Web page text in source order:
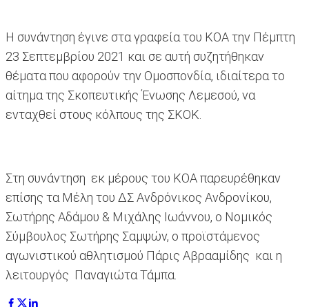
Η συνάντηση έγινε στα γραφεία του ΚΟΑ την Πέμπτη
23 Σεπτεμβρίου 2021 και σε αυτή συζητήθηκαν
θέματα που αφορούν την Ομοσπονδία, ιδιαίτερα το
αίτημα της Σκοπευτικής Ένωσης Λεμεσού, να
ενταχθεί στους κόλπους της ΣΚΟΚ.
Στη συνάντηση εκ μέρους του ΚΟΑ παρευρέθηκαν
επίσης τα Μέλη του ΔΣ Ανδρόνικος Ανδρονίκου,
Σωτήρης Αδάμου & Μιχάλης Ιωάννου, ο Νομικός
Σύμβουλος Σωτήρης Σαμψών, ο προϊστάμενος
αγωνιστικού αθλητισμού Πάρις Αβρααμίδης και η
λειτουργός Παναγιώτα Τάμπα.